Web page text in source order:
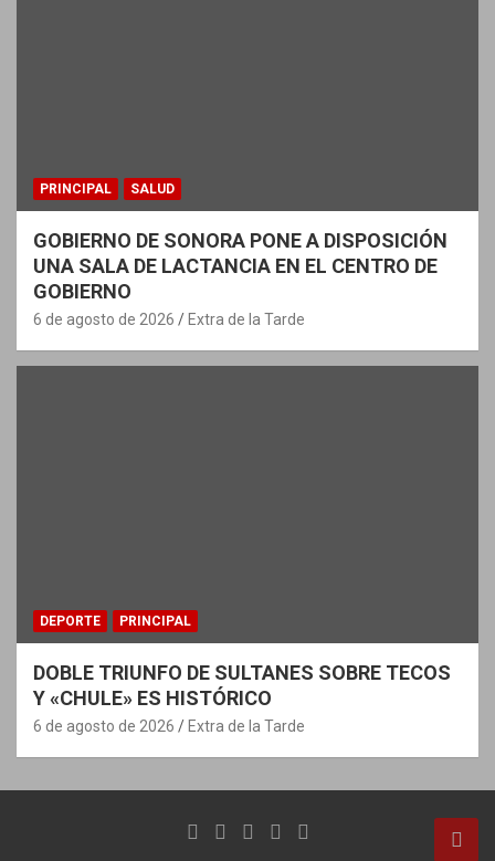
PRINCIPAL SALUD
GOBIERNO DE SONORA PONE A DISPOSICIÓN
UNA SALA DE LACTANCIA EN EL CENTRO DE
GOBIERNO
6 de agosto de 2026 Extra de la Tarde
DEPORTE PRINCIPAL
DOBLE TRIUNFO DE SULTANES SOBRE TECOS
Y «CHULE» ES HISTÓRICO
6 de agosto de 2026 Extra de la Tarde